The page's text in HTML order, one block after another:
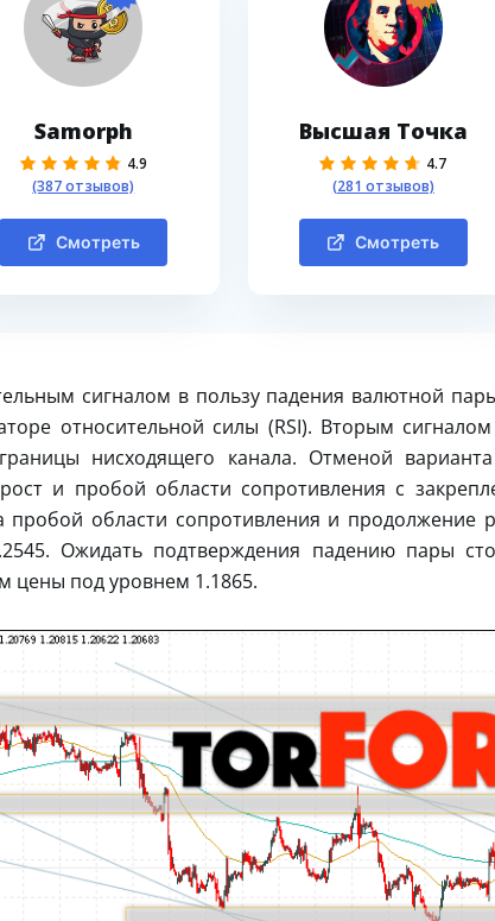
Samorph
4.9
(387 отзывов)
Смотреть
Высшая Точка
4.7
(281 отзывов)
Смотреть
сигналом в пользу падения валютной
относительной силы (RSI). Вторым
нисходящего канала. Отменой
и пробой области сопротивления с
пробой области сопротивления и продолжение
Ожидать подтверждения падению пары
цены под уровнем 1.1865.